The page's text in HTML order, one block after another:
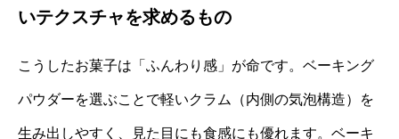
いテクスチャを求めるもの
こうしたお菓子は「ふんわり感」が命です。ベーキング
パウダーを選ぶことで軽いクラム（内側の気泡構造）を
生み出しやすく、見た目にも食感にも優れます。ベーキ